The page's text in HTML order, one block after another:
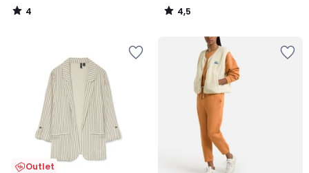
4
/
4,5
/
Outlet